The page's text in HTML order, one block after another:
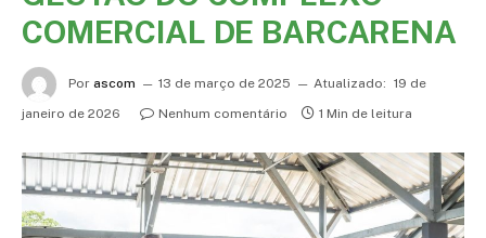
COMERCIAL DE BARCARENA
Por ascom 13 de março de 2025 Atualizado: 19 de
janeiro de 2026
Nenhum comentário 1 Min de leitura